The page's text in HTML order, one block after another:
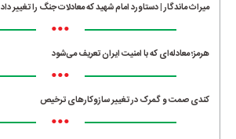
میراث ماندگار | دستاورد امام شهید که معادلات جنگ را تغییر داد
•••
هرمز؛ معادله‌ای که با امنیت ایران تعریف می‌شود
•••
کندی صمت و گمرک در تغییر سازوکارهای ترخیص
•••